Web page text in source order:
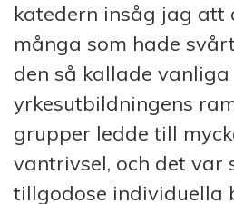
katedern insåg jag att
många som hade
den så kallade vanliga
yrkesutbildningens
grupper ledde till
vantrivsel, och det var
tillgodose individuella